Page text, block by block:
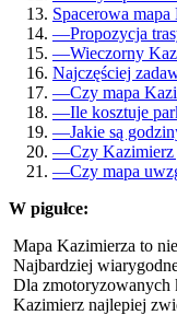
Spacerowa
—Propozycja
—Wieczorny
Najczęściej
—Czy mapa
—Ile kosztuje
—Jakie są
—Czy Kazimierz
—Czy mapa
W pigułce:
Mapa Kazimierza to
Najbardziej
Dla zmotoryzowanych
Kazimierz najlepiej